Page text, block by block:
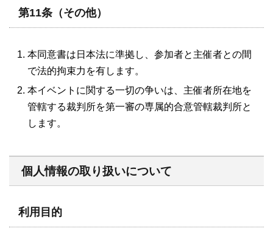
第11条（その他）
本同意書は日本法に準拠し、参加者と主催者との間
で法的拘束力を有します。
本イベントに関する一切の争いは、主催者所在地を
管轄する裁判所を第一審の専属的合意管轄裁判所と
します。
個人情報の取り扱いについて
利用目的